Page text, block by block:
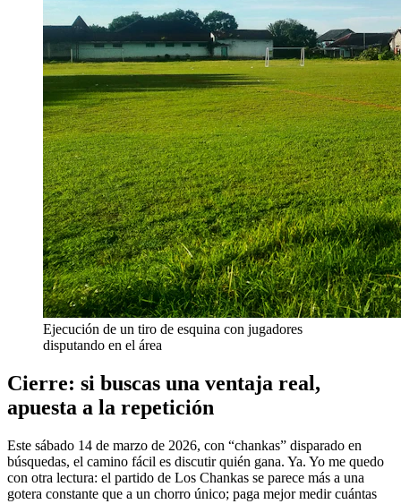
Ejecución de un tiro de esquina con jugadores
disputando en el área
Cierre: si buscas una ventaja real,
apuesta a la repetición
Este sábado 14 de marzo de 2026, con “chankas” disparado en
búsquedas, el camino fácil es discutir quién gana. Ya. Yo me quedo
con otra lectura: el partido de Los Chankas se parece más a una
gotera constante que a un chorro único; paga mejor medir cuántas